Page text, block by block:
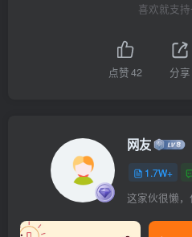
喜欢就支
点赞42 分享
网友
1.7W+
这家伙很懒，